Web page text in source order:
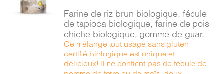
/
DÉTAILS
Farine de riz brun biologique, fécule
de tapioca biologique, farine de pois
chiche biologique, gomme de guar.
Ce mélange tout usage sans gluten
certifié biologique est unique et
délicieux! Il ne contient pas de fécule de